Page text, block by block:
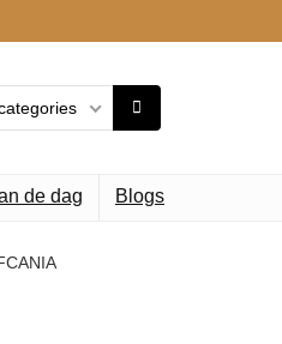
de dag Blogs